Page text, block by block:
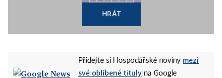
HRÁT
Přidejte si Hospodářské noviny mezi
své oblíbené tituly na Google